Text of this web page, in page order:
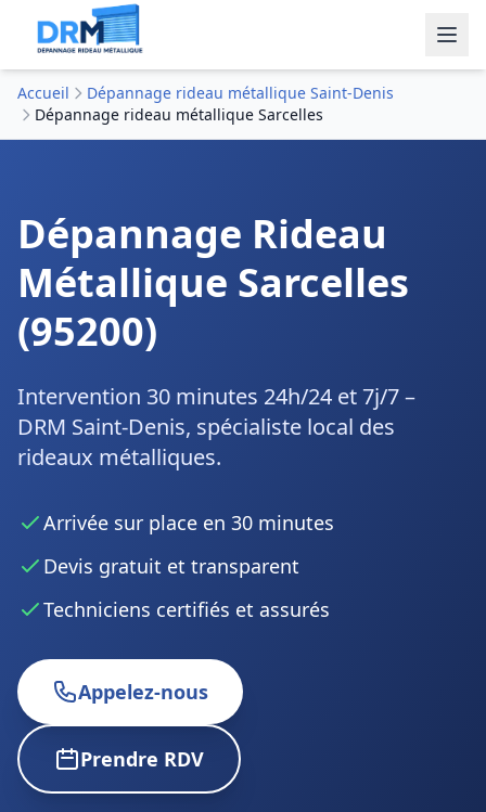
Accueil
Dépannage rideau métallique Saint-Denis
Dépannage rideau métallique Sarcelles
Dépannage Rideau
Métallique Sarcelles
(95200)
Intervention 30 minutes 24h/24 et 7j/7 –
DRM Saint-Denis, spécialiste local des
rideaux métalliques.
Arrivée sur place en 30 minutes
Devis gratuit et transparent
Techniciens certifiés et assurés
Appelez-nous
Prendre RDV